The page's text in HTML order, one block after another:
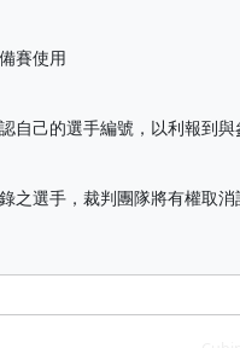
賽使用
自己的選手編號，以利報到與
之選手，裁判團隊將有權取消